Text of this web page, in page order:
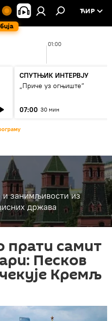
ЋИР
01:00
СПУТЊИК ИНТЕРВЈУ
„Приче уз огњиште“
07:00 30 мин
и занимљивости из
држава
прати самит
Песков
Кремљ